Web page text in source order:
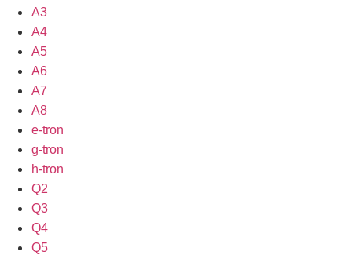
A3
A4
A5
A6
A7
A8
e-tron
g-tron
h-tron
Q2
Q3
Q4
Q5